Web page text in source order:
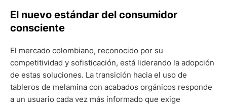
El nuevo estándar del consumidor
consciente
El mercado colombiano, reconocido por su
competitividad y sofisticación, está liderando la adopción
de estas soluciones. La transición hacia el uso de
tableros de melamina con acabados orgánicos responde
a un usuario cada vez más informado que exige